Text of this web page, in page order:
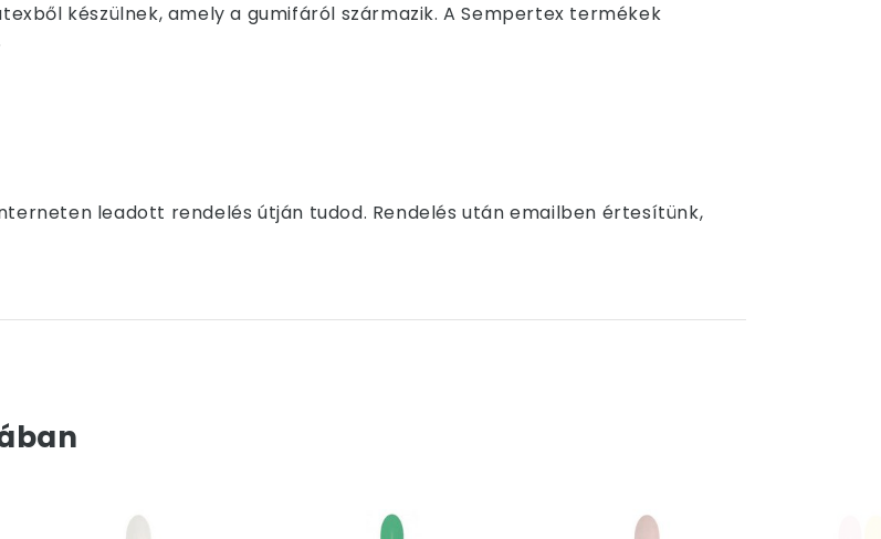
készülnek, amely a gumifáról származik. A Sempertex termékek
leadott rendelés útján tudod. Rendelés után emailben értesítünk,